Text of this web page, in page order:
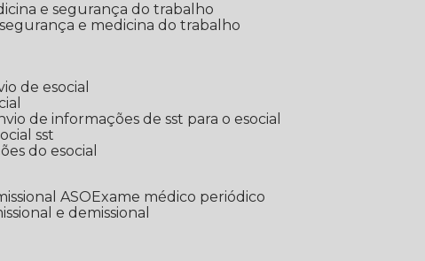
e segurança do trabalho
segurança e medicina do trabalho
de esocial
de informações de sst para o esocial
sst
do esocial
ASO
Exame médico periódico
e demissional